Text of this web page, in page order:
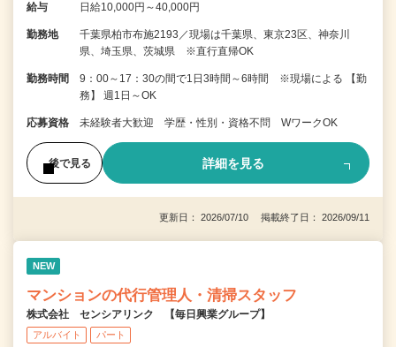
給与 日給10,000円～40,000円
勤務地
千葉県柏市布施2193／現場は千葉県、東京23区、神奈川
県、埼玉県、茨城県 ※直行直帰OK
勤務時間
9：00～17：30の間で1日3時間～6時間 ※現場による 【勤
務】 週1日～OK
応募資格 未経験者大歓迎 学歴・性別・資格不問 WワークOK
後で見る 詳細を見る
更新日： 2026/07/10 掲載終了日： 2026/09/11
NEW
マンションの代行管理人・清掃スタッフ
株式会社 センシアリンク 【毎日興業グループ】
アルバイト パート